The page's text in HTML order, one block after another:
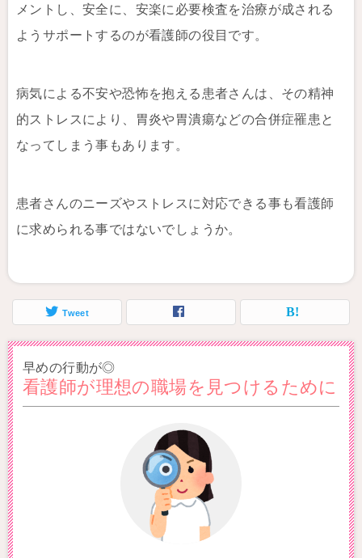
メントし、安全に、安楽に必要検査を治療が成される
ようサポートするのが看護師の役目です。
病気による不安や恐怖を抱える患者さんは、その精神
的ストレスにより、胃炎や胃潰瘍などの合併症罹患と
なってしまう事もあります。
患者さんのニーズやストレスに対応できる事も看護師
に求められる事ではないでしょうか。
Tweet
早めの行動が◎
看護師が理想の職場を見つけるために